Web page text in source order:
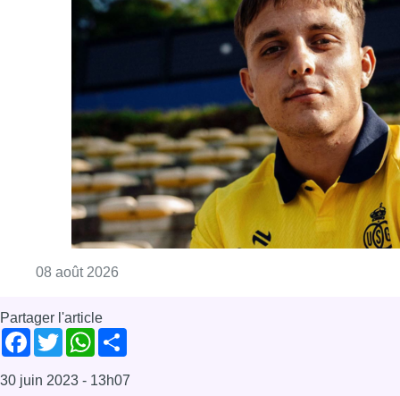
08 août 2026
Partager l'article
Facebook
TwitterWhatsApp
30 juin 2023 - 13h07